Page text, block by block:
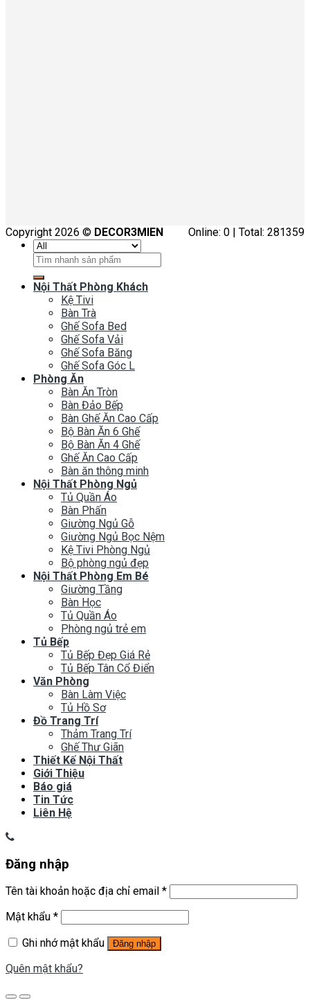
Online: 0 | Total: 281359
Copyright 2026 © DECOR3MIEN
Tìm
kiếm:
Nội Thất Phòng Khách
Kệ Tivi
Bàn Trà
Ghế Sofa Bed
Ghế Sofa Vải
Ghế Sofa Băng
Ghế Sofa Góc L
Phòng Ăn
Bàn Ăn Tròn
Bàn Đảo Bếp
Bàn Ghế Ăn Cao Cấp
Bộ Bàn Ăn 6 Ghế
Bộ Bàn Ăn 4 Ghế
Ghế Ăn Cao Cấp
Bàn ăn thông minh
Nội Thất Phòng Ngủ
Tủ Quần Áo
Bàn Phấn
Giường Ngủ Gỗ
Giường Ngủ Bọc Nệm
Kệ Tivi Phòng Ngủ
Bộ phòng ngủ đẹp
Nội Thất Phòng Em Bé
Giường Tầng
Bàn Học
Tủ Quần Áo
Phòng ngủ trẻ em
Tủ Bếp
Tủ Bếp Đẹp Giá Rẻ
Tủ Bếp Tân Cổ Điển
Văn Phòng
Bàn Làm Việc
Tủ Hồ Sơ
Đồ Trang Trí
Thảm Trang Trí
Ghế Thư Giãn
Thiết Kế Nội Thất
Giới Thiệu
Báo giá
Tin Tức
Liên Hệ
Đăng nhập
Tên tài khoản hoặc địa chỉ email *
Mật khẩu *
Ghi nhớ mật khẩu
Đăng nhập
Quên mật khẩu?